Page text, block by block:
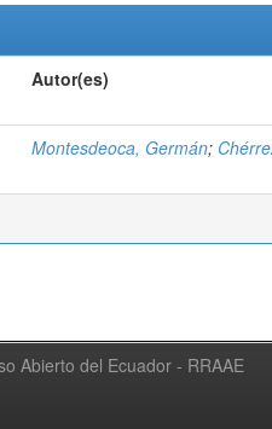
Autor(es)
Montesdeoca, Germán;
Abierto del Ecuador - RRAAE